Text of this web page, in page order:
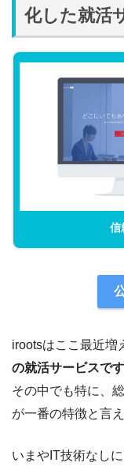
化した就活
信
irootsはここ最近増
の就活サービスです
その中でも特に、
が一番の特徴と言
いまやIT技術なし